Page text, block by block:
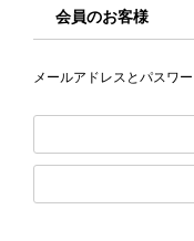
会員のお客様
メールアドレスとパスワ